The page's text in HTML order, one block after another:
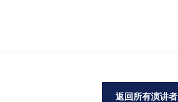
返回所有演讲者